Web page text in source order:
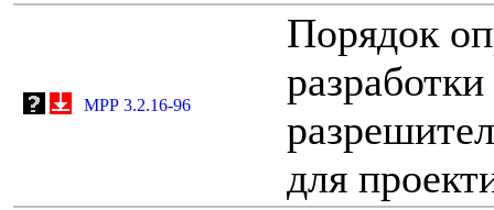
МРР 3.2.16-96
Порядок
для